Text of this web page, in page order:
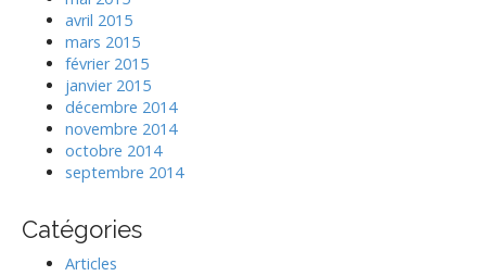
avril 2015
mars 2015
février 2015
janvier 2015
décembre 2014
novembre 2014
octobre 2014
septembre 2014
Catégories
Articles